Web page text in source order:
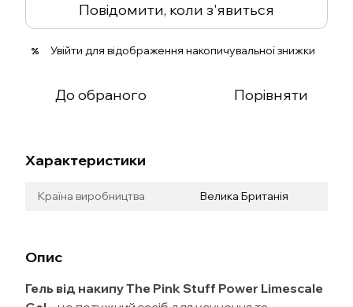
Повідомити, коли з'явиться
% Увійти для відображення накопичувальної знижки
До обраного Порівняти
Характеристики
Країна виробництва Велика Британія
Опис
Гель від накипу The Pink Stuff Power Limescale